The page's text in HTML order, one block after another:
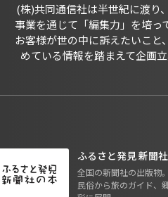
(株)共同通信社は半世紀に渡り
事業を通じて「編集力」を培っ
お客様が世の中に訴えたいこと
めている情報を踏まえて企画立
ふるさと発見 新聞
全国の新聞社の出版物
民俗から旅のガイド、